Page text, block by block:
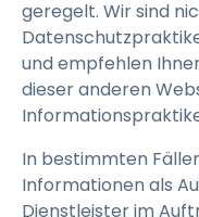
geregelt. Wir sind
und empfehlen
dieser anderen
In bestimmten
Informationen als
Dienstleister im